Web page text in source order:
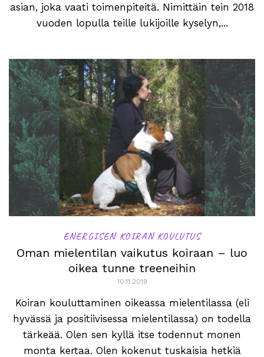
asian, joka vaati toimenpiteitä. Nimittäin tein 2018
vuoden lopulla teille lukijoille kyselyn,...
ENERGISEN KOIRAN KOULUTUS
Oman mielentilan vaikutus koiraan – luo
oikea tunne treeneihin
10.11.2019
Koiran kouluttaminen oikeassa mielentilassa (eli
hyvässä ja positiivisessa mielentilassa) on todella
tärkeää. Olen sen kyllä itse todennut monen
monta kertaa. Olen kokenut tuskaisia hetkiä